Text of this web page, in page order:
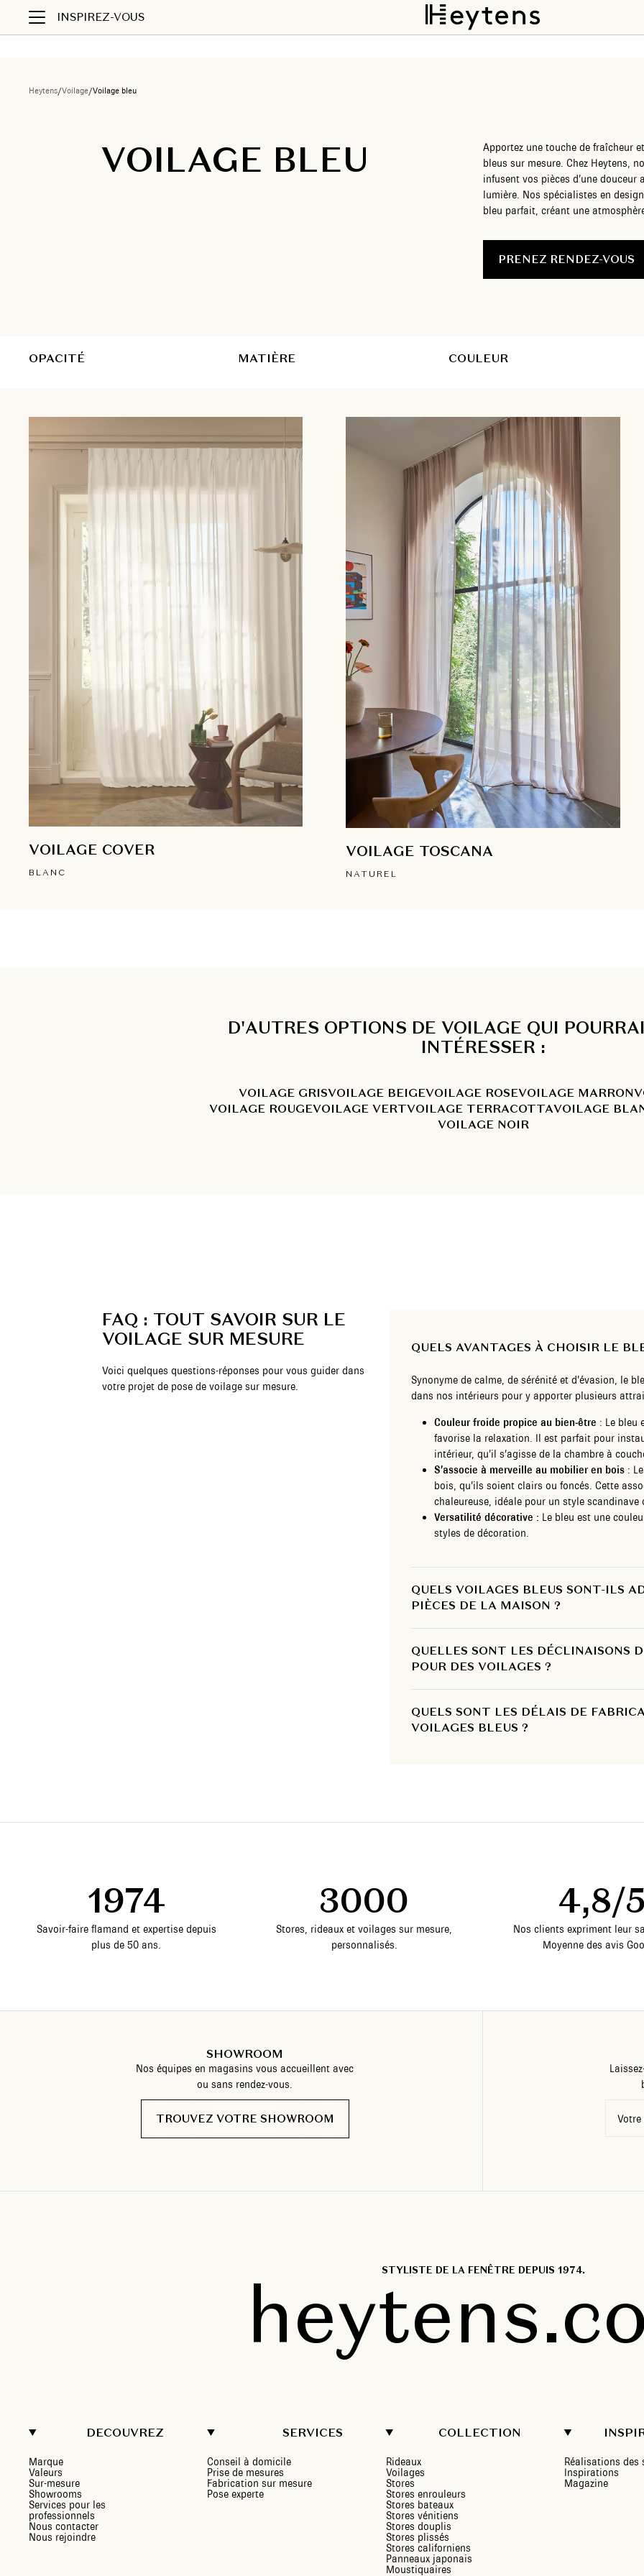
INSPIREZ-VOUS
Heytens/Voilage/Voilage bleu
VOILAGE BLEU
Apportez une touche de fraîcheur
bleus sur mesure. Chez Heytens,
infusent vos pièces d’une
lumière. Nos spécialistes en
bleu parfait, créant une
PRENEZ RENDEZ-VOUS
OPACITÉ MATIÈRE COULEUR
VOILAGE COVER
BLANC
VOILAGE TOSCANA
NATUREL
D'AUTRES OPTIONS DE VOILAGE QUI
INTÉRESSER :
VOILAGE GRISVOILAGE BEIGEVOILAGE ROSEVOILAGE MARRON
VOILAGE ROUGEVOILAGE VERTVOILAGE TERRACOTTAVOILAGE
VOILAGE NOIR
FAQ : TOUT SAVOIR SUR LE
VOILAGE SUR MESURE
Voici quelques questions-réponses pour vous guider dans
votre projet de pose de voilage sur mesure.
QUELS AVANTAGES À CHOISIR LE
Synonyme de calme, de sérénité et d’évasion, le
dans nos intérieurs pour y apporter plusieurs
Couleur froide propice au bien-être : Le bleu
favorise la relaxation. Il est parfait pour
intérieur, qu’il s’agisse de la chambre à
S’associe à merveille au mobilier en bois :
bois, qu’ils soient clairs ou foncés. Cette
chaleureuse, idéale pour un style scandinave
Versatilité décorative : Le bleu est une
styles de décoration.
QUELS VOILAGES BLEUS SONT-ILS
PIÈCES DE LA MAISON ?
QUELLES SONT LES DÉCLINAISONS
POUR DES VOILAGES ?
QUELS SONT LES DÉLAIS DE
VOILAGES BLEUS ?
1974
Savoir-faire flamand et expertise depuis
plus de 50 ans.
3000
Stores, rideaux et voilages sur mesure,
personnalisés.
4,8/5
Nos clients expriment leur
Moyenne des avis
SHOWROOM
Nos équipes en magasins vous accueillent avec
ou sans rendez-vous.
TROUVEZ VOTRE SHOWROOM Votre
STYLISTE DE LA FENÊTRE DEPUIS 1974.
DECOUVREZ
Marque
Valeurs
Sur-mesure
Showrooms
Services pour les
professionnels
Nous contacter
Nous rejoindre
SERVICES
Conseil à domicile
Prise de mesures
Fabrication sur mesure
Pose experte
COLLECTION
Rideaux
Voilages
Stores
Stores enrouleurs
Stores bateaux
Stores vénitiens
Stores douplis
Stores plissés
Stores californiens
Panneaux japonais
Moustiquaires
Réalisations des
Inspirations
Magazine